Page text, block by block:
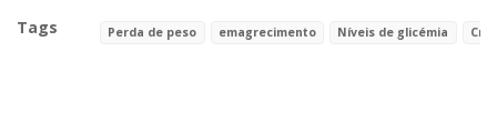
Tags Perda de peso emagrecimento Níveis de glicémia